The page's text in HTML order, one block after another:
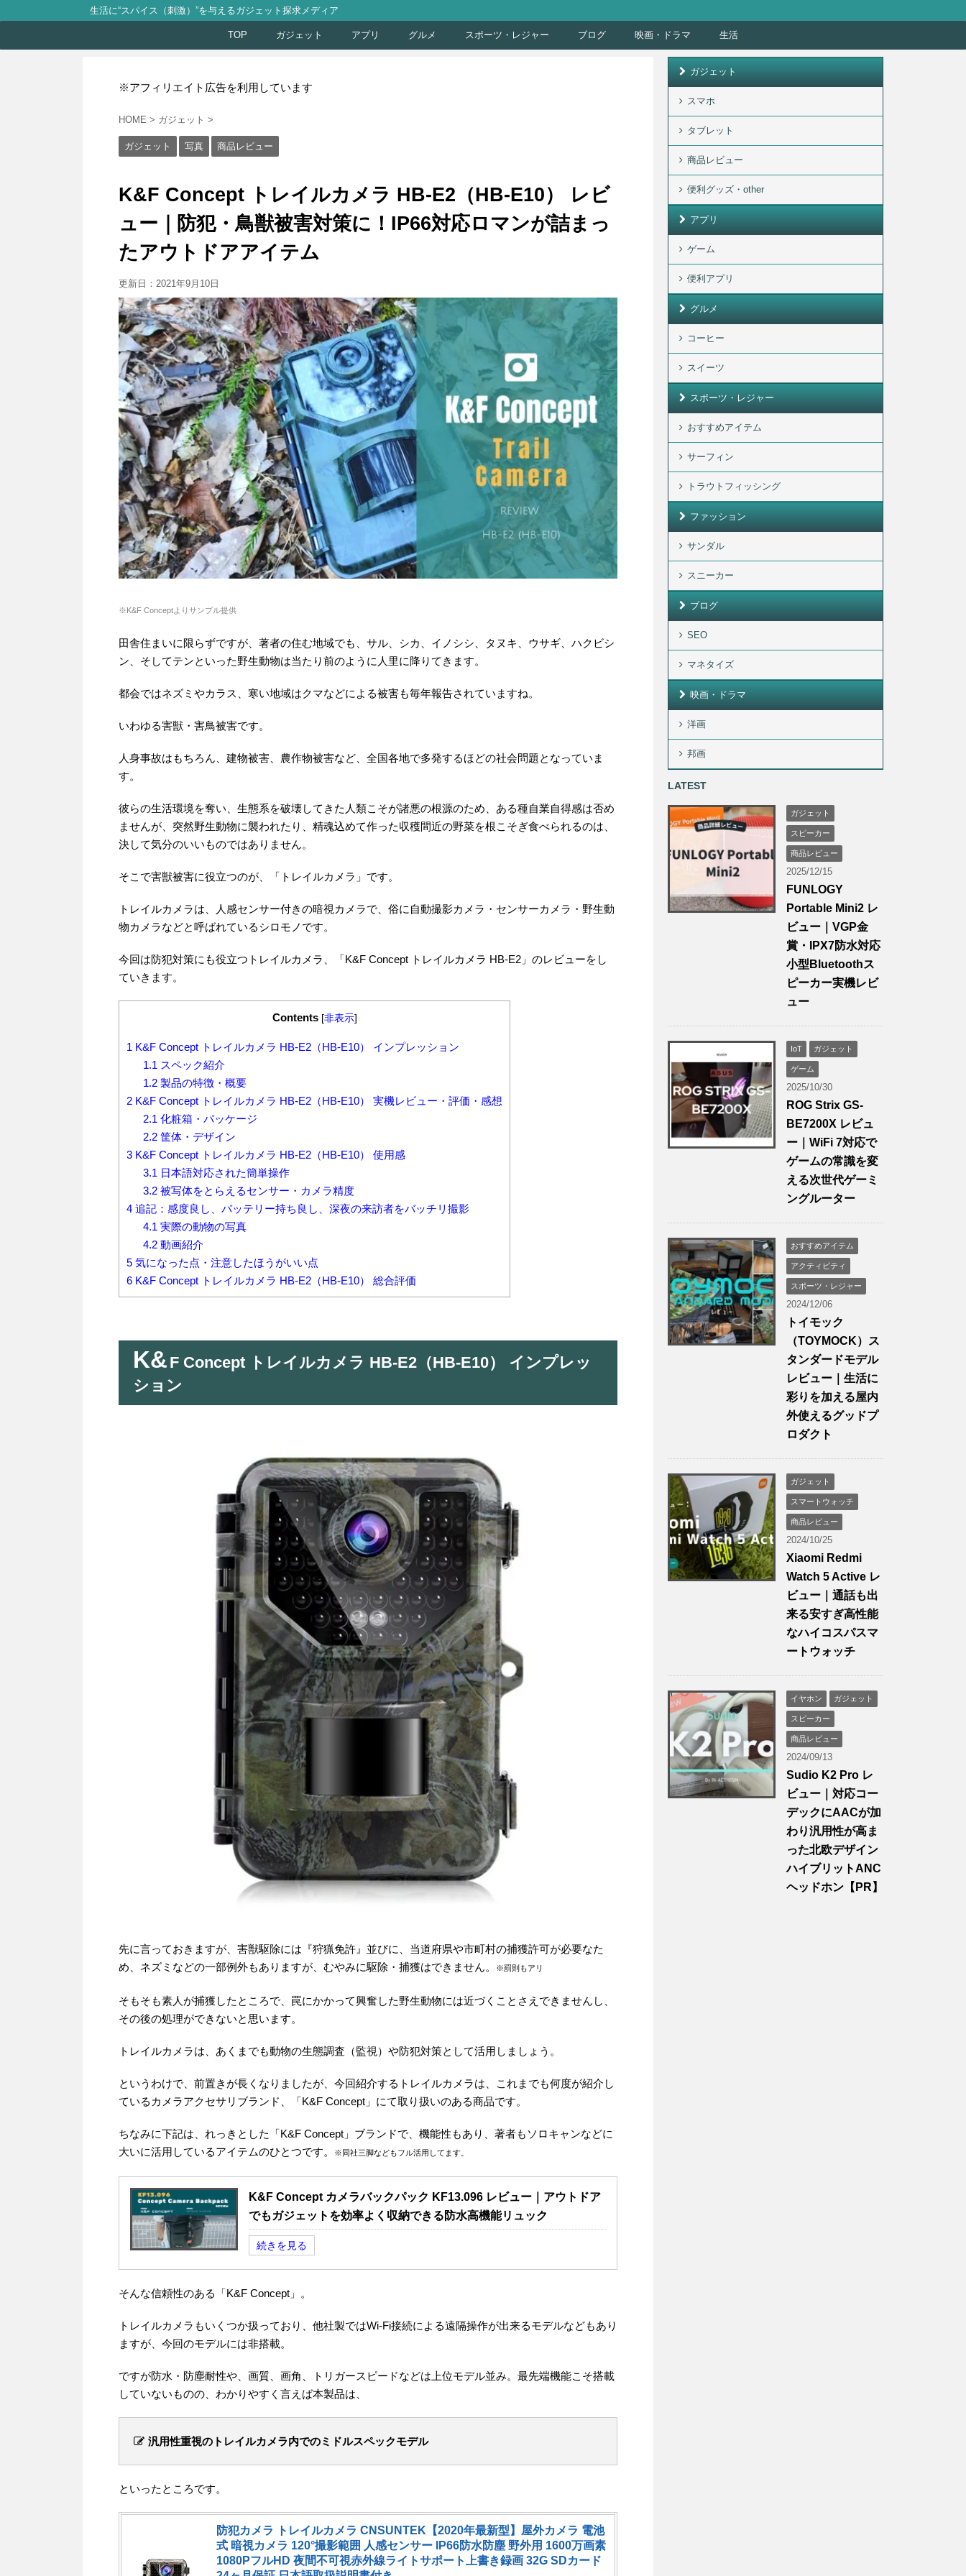
生活に“スパイス（刺激）”を与えるガジェット探求メディア
TOP ガジェット アプリ グルメ スポーツ・レジャー ブログ 映画・ドラマ 生活
※アフィリエイト広告を利用しています
HOME > ガジェット >
ガジェット 写真 商品レビュー
K&F Concept トレイルカメラ HB-E2（HB-E10） レビ
ュー｜防犯・鳥獣被害対策に！IP66対応ロマンが詰まっ
たアウトドアアイテム
更新日： 2021年9月10日
※K&F Conceptよりサンプル提供
田舎住まいに限らずですが、著者の住む地域でも、サル、シカ、イノシシ、タヌキ、ウサギ、ハクビシ
ン、そしてテンといった野生動物は当たり前のように人里に降りてきます。
都会ではネズミやカラス、寒い地域はクマなどによる被害も毎年報告されていますね。
いわゆる害獣・害鳥被害です。
人身事故はもちろん、建物被害、農作物被害など、全国各地で多発するほどの社会問題となっていま
す。
彼らの生活環境を奪い、生態系を破壊してきた人類こそが諸悪の根源のため、ある種自業自得感は否め
ませんが、突然野生動物に襲われたり、精魂込めて作った収穫間近の野菜を根こそぎ食べられるのは、
決して気分のいいものではありません。
そこで害獣被害に役立つのが、「トレイルカメラ」です。
トレイルカメラは、人感センサー付きの暗視カメラで、俗に自動撮影カメラ・センサーカメラ・野生動
物カメラなどと呼ばれているシロモノです。
今回は防犯対策にも役立つトレイルカメラ、「K&F Concept トレイルカメラ HB-E2」のレビューをし
ていきます。
Contents [非表示]
1 K&F Concept トレイルカメラ HB-E2（HB-E10） インプレッション
1.1 スペック紹介
1.2製品の特徴・概要
2 K&F Concept トレイルカメラ HB-E2（HB-E10） 実機レビュー・評価・感想
2.1 化粧箱・パッケージ
2.2筐体・デザイン
3 K&F Concept トレイルカメラ HB-E2（HB-E10） 使用感
3.1 日本語対応された簡単操作
3.2被写体をとらえるセンサー・カメラ精度
4 追記：感度良し、バッテリー持ち良し、深夜の来訪者をバッチリ撮影
4.1 実際の動物の写真
4.2動画紹介
5 気になった点・注意したほうがいい点
6 K&F Concept トレイルカメラ HB-E2（HB-E10） 総合評価
K& F Concept トレイルカメラ HB-E2（HB-E10） インプレッ
ション
先に言っておきますが、害獣駆除には『狩猟免許』並びに、当道府県や市町村の捕獲許可が必要なた
め、ネズミなどの一部例外もありますが、むやみに駆除・捕獲はできません。
※罰則もアリ
そもそも素人が捕獲したところで、罠にかかって興奮した野生動物には近づくことさえできませんし、
その後の処理ができないと思います。
トレイルカメラは、あくまでも動物の生態調査（監視）や防犯対策として活用しましょう。
というわけで、前置きが長くなりましたが、今回紹介するトレイルカメラは、これまでも何度が紹介し
ているカメラアクセサリブランド、「K&F Concept」にて取り扱いのある商品です。
ちなみに下記は、れっきとした「K&F Concept」ブランドで、機能性もあり、著者もソロキャンなどに
大いに活用しているアイテムのひとつです。
※同社三脚などもフル活用してます。
K&F Concept カメラバックパック KF13.096 レビュー｜アウトドア
でもガジェットを効率よく収納できる防水高機能リュック
続きを見る
そんな信頼性のある「K&F Concept」。
トレイルカメラもいくつか扱っており、他社製ではWi-Fi接続による遠隔操作が出来るモデルなどもあり
ますが、今回のモデルには非搭載。
ですが防水・防塵耐性や、画質、画角、トリガースピードなどは上位モデル並み。最先端機能こそ搭載
していないものの、わかりやすく言えば本製品は、
汎用性重視のトレイルカメラ内でのミドルスペックモデル
といったところです。
防犯カメラ トレイルカメラ CNSUNTEK【2020年最新型】屋外カメラ 電池
式 暗視カメラ 120°撮影範囲 人感センサー IP66防水防塵 野外用 1600万画素
1080PフルHD 夜間不可視赤外線ライトサポート上書き録画 32G SDカード
ガジェット
スマホ
タブレット
商品レビュー
便利グッズ・other
アプリ
ゲーム
便利アプリ
グルメ
コーヒー
スイーツ
スポーツ・レジャー
おすすめアイテム
サーフィン
トラウトフィッシング
ファッション
サンダル
スニーカー
ブログ
SEO
マネタイズ
映画・ドラマ
洋画
邦画
LATEST
ガジェット
スピーカー
商品レビュー
2025/12/15
FUNLOGY
Portable Mini2 レ
ビュー｜VGP金
賞・IPX7防水対応
小型Bluetoothス
ピーカー実機レビ
ュー
IoT ガジェット
ゲーム
2025/10/30
ROG Strix GS-
BE7200X レビュ
ー｜WiFi 7対応で
ゲームの常識を変
える次世代ゲーミ
ングルーター
おすすめアイテム
アクティビティ
スポーツ・レジャー
2024/12/06
トイモック
（TOYMOCK）ス
タンダードモデル
レビュー｜生活に
彩りを加える屋内
外使えるグッドプ
ロダクト
ガジェット
スマートウォッチ
商品レビュー
2024/10/25
Xiaomi Redmi
Watch 5 Active レ
ビュー｜通話も出
来る安すぎ高性能
なハイコスパスマ
ートウォッチ
イヤホン ガジェット
スピーカー
商品レビュー
2024/09/13
Sudio K2 Pro レ
ビュー｜対応コー
デックにAACが加
わり汎用性が高ま
った北欧デザイン
ハイブリットANC
ヘッドホン【PR】